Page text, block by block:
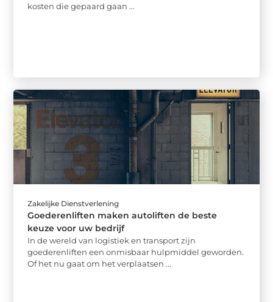
kosten die gepaard gaan ...
Zakelijke Dienstverlening
Goederenliften maken autoliften de beste
keuze voor uw bedrijf
In de wereld van logistiek en transport zijn
goederenliften een onmisbaar hulpmiddel geworden.
Of het nu gaat om het verplaatsen ...